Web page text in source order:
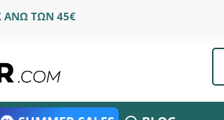
ΑΝΩ ΤΩΝ 45€